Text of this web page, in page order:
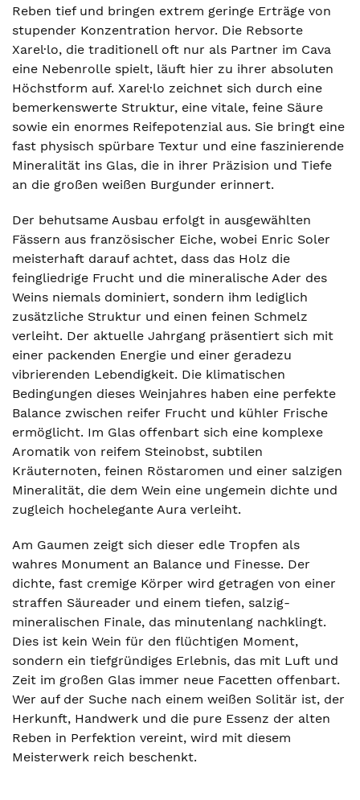
Reben tief und bringen extrem geringe Erträge von
stupender Konzentration hervor. Die Rebsorte
Xarel·lo, die traditionell oft nur als Partner im Cava
eine Nebenrolle spielt, läuft hier zu ihrer absoluten
Höchstform auf. Xarel·lo zeichnet sich durch eine
bemerkenswerte Struktur, eine vitale, feine Säure
sowie ein enormes Reifepotenzial aus. Sie bringt eine
fast physisch spürbare Textur und eine faszinierende
Mineralität ins Glas, die in ihrer Präzision und Tiefe
an die großen weißen Burgunder erinnert.
Der behutsame Ausbau erfolgt in ausgewählten
Fässern aus französischer Eiche, wobei Enric Soler
meisterhaft darauf achtet, dass das Holz die
feingliedrige Frucht und die mineralische Ader des
Weins niemals dominiert, sondern ihm lediglich
zusätzliche Struktur und einen feinen Schmelz
verleiht. Der aktuelle Jahrgang präsentiert sich mit
einer packenden Energie und einer geradezu
vibrierenden Lebendigkeit. Die klimatischen
Bedingungen dieses Weinjahres haben eine perfekte
Balance zwischen reifer Frucht und kühler Frische
ermöglicht. Im Glas offenbart sich eine komplexe
Aromatik von reifem Steinobst, subtilen
Kräuternoten, feinen Röstaromen und einer salzigen
Mineralität, die dem Wein eine ungemein dichte und
zugleich hochelegante Aura verleiht.
Am Gaumen zeigt sich dieser edle Tropfen als
wahres Monument an Balance und Finesse. Der
dichte, fast cremige Körper wird getragen von einer
straffen Säureader und einem tiefen, salzig-
mineralischen Finale, das minutenlang nachklingt.
Dies ist kein Wein für den flüchtigen Moment,
sondern ein tiefgründiges Erlebnis, das mit Luft und
Zeit im großen Glas immer neue Facetten offenbart.
Wer auf der Suche nach einem weißen Solitär ist, der
Herkunft, Handwerk und die pure Essenz der alten
Reben in Perfektion vereint, wird mit diesem
Meisterwerk reich beschenkt.